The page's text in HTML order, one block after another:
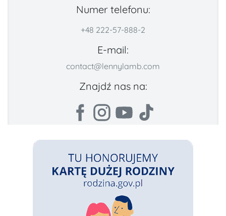
Numer telefonu:
+48 222-57-888-2
E-mail:
contact@lennylamb.com
Znajdź nas na: